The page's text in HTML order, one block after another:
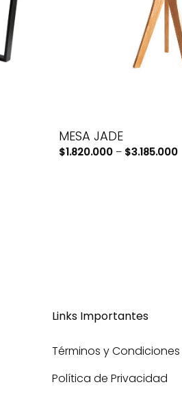
MESA JADE
$1.820.000– $3.185.000
Links Importantes
Términos y Condiciones
Política de Privacidad